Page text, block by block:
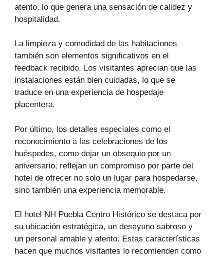
atento, lo que genera una sensación de calidez y
hospitalidad.
La limpieza y comodidad de las habitaciones
también son elementos significativos en el
feedback recibido. Los visitantes aprecian que las
instalaciones están bien cuidadas, lo que se
traduce en una experiencia de hospedaje
placentera.
Por último, los detalles especiales como el
reconocimiento a las celebraciones de los
huéspedes, como dejar un obsequio por un
aniversario, reflejan un compromiso por parte del
hotel de ofrecer no solo un lugar para hospedarse,
sino también una experiencia memorable.
El hotel NH Puebla Centro Histórico se destaca por
su ubicación estratégica, un desayuno sabroso y
un personal amable y atento. Estas características
hacen que muchos visitantes lo recomienden como